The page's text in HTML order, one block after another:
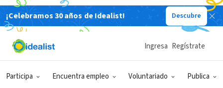
¡Celebramos 30 años de Idealist! Descubre
Participa Encuentra empleo Voluntariado Publica
Ingresa Regístrate
Voluntariado
Volunteer NAMI HelpLine Information and
NAMI - National Alliance on Mental Illness